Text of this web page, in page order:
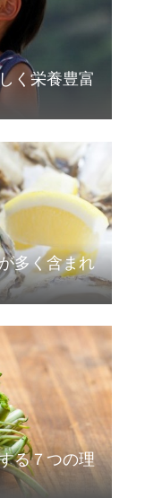
く栄養豊富
多く含まれ
る７つの理